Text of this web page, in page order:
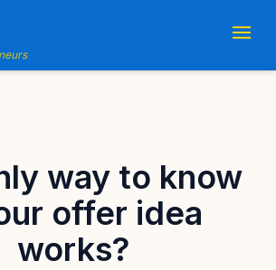
way to know
offer idea
works?